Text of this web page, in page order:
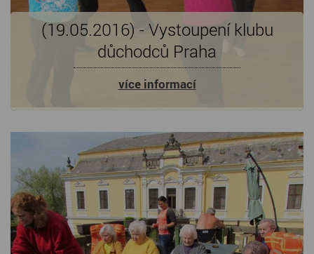
(19.05.2016) - Vystoupení klubu
důchodců Praha
více informací